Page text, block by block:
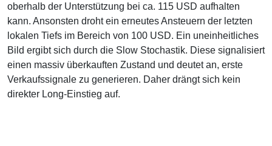
oberhalb der Unterstützung bei ca. 115 USD aufhalten
kann. Ansonsten droht ein erneutes Ansteuern der letzten
lokalen Tiefs im Bereich von 100 USD. Ein uneinheitliches
Bild ergibt sich durch die Slow Stochastik. Diese signalisiert
einen massiv überkauften Zustand und deutet an, erste
Verkaufssignale zu generieren. Daher drängt sich kein
direkter Long-Einstieg auf.